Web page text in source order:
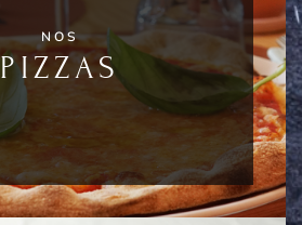
NOS
PIZZAS